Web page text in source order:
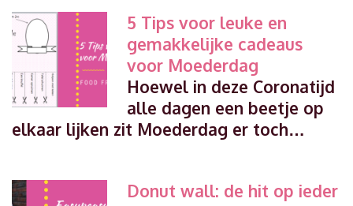
5 Tips voor leuke en
gemakkelijke cadeaus
voor Moederdag
Hoewel in deze Coronatijd
alle dagen een beetje op
elkaar lijken zit Moederdag er toch…
Donut wall: de hit op ieder